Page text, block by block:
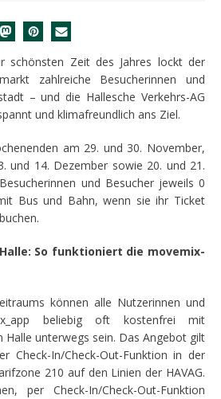
schönsten Zeit des Jahres lockt der
zahlreiche Besucherinnen und
– und die Hallesche Verkehrs-AG
und klimafreundlich ans Ziel.
am 29. und 30. November,
und 14. Dezember sowie 20. und 21.
und Besucher jeweils 0
Bus und Bahn, wenn sie ihr Ticket
So funktioniert die movemix-
können alle Nutzerinnen und
beliebig oft kostenfrei mit
Halle unterwegs sein. Das Angebot gilt
Check-In/Check-Out-Funktion in der
210 auf den Linien der HAVAG.
per Check-In/Check-Out-Funktion